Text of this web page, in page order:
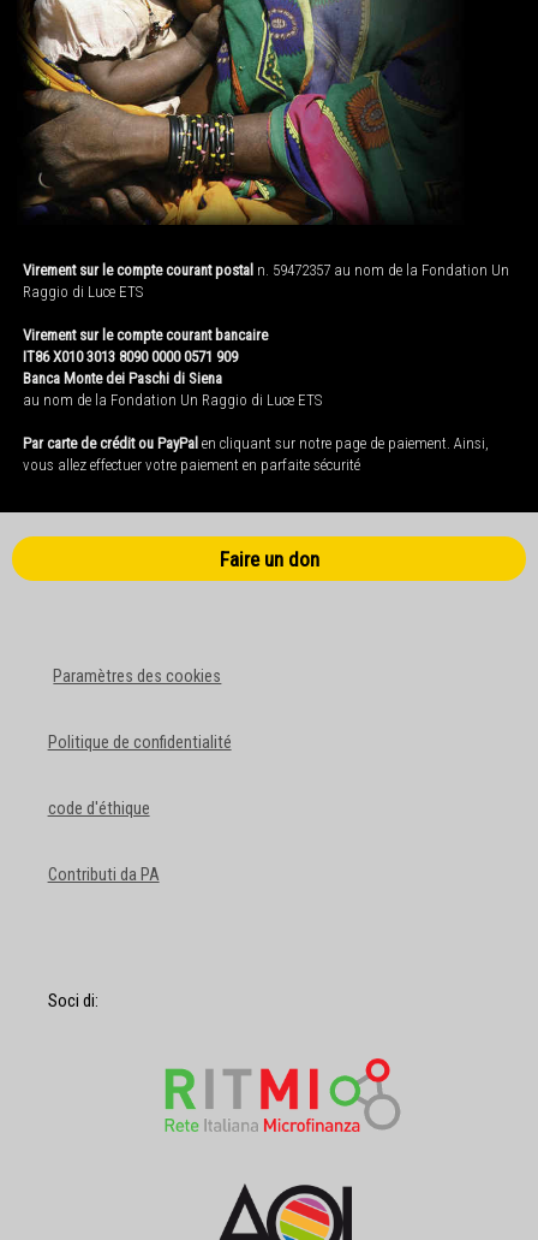
Virement sur le compte courant postal n. 59472357 au nom de la Fondation Un
Raggio di Luce ETS
Virement sur le compte courant bancaire
IT86 X010 3013 8090 0000 0571 909
Banca Monte dei Paschi di Siena
au nom de la Fondation Un Raggio di Luce ETS
Par carte de crédit ou PayPal en cliquant sur notre page de paiement. Ainsi,
vous allez effectuer votre paiement en parfaite sécurité
Faire un don
Paramètres des cookies
Politique de confidentialité
code d'éthique
Contributi da PA
Soci di: